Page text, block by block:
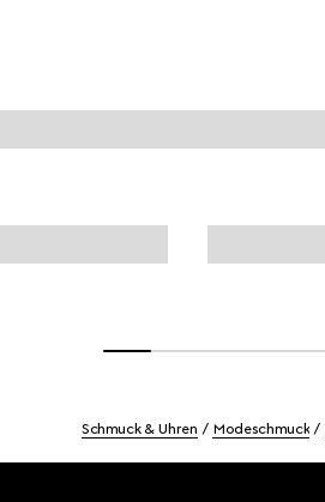
Schmuck & Uhren Modeschmuck